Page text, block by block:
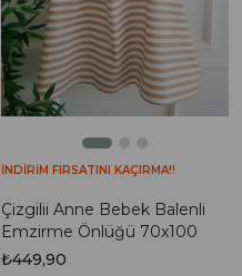
Çizgilii Anne Bebek Balenli
Emzirme Önlüğü 70x100
₺449,90
İNDİRİM FIRSATINI KAÇIRMA!!